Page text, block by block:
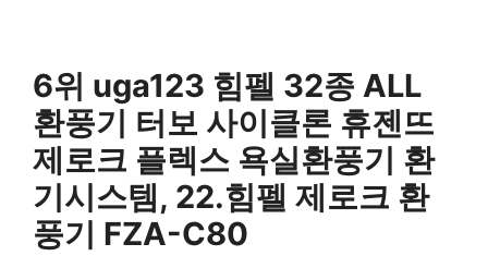
6위 uga123 힘펠 32종 ALL
환풍기 터보 사이클론 휴젠뜨
제로크 플렉스 욕실환풍기 환
기시스템, 22.힘펠 제로크 환
풍기 FZA-C80